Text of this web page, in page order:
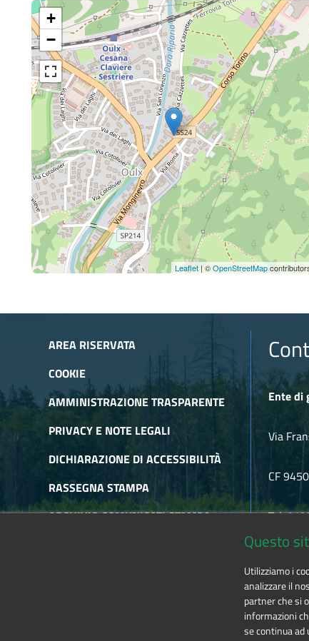
+
−
Leaflet | ©OpenStreetMap
AREA RISERVATA
COOKIE
AMMINISTRAZIONE TRASPARENTE
PRIVACY E NOTE LEGALI
DICHIARAZIONE DI ACCESSIBILITÀ
RASSEGNA STAMPA
ARCHIVIO COMUNICATI STAMPA
Ente di
Via
CF
Tel.
Questo
Utilizziamo i
analizzare il
partner che si
informazioni
se continua ad